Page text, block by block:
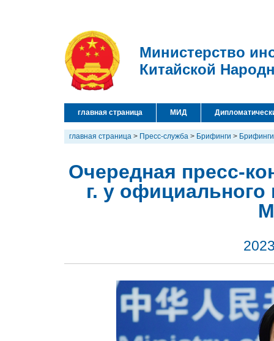
Министерство
Китайской
главная страница МИД
главная страница > Пресс-служба > Брифинги > Брифинги
Очередная пресс-
г. у